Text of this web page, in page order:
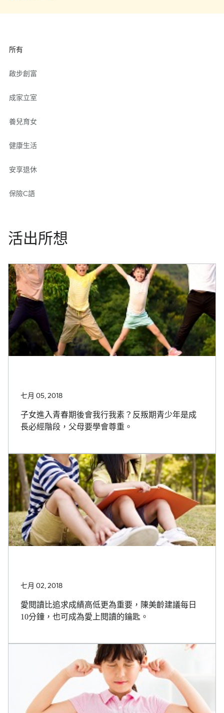
所有
啟步創富
成家立室
養兒育女
健康生活
安享退休
保險C語
活出所想
七月 05, 2018
子女進入青春期後會我行我素？反叛期青少年是成
長必經階段，父母要學會尊重。
七月 02, 2018
愛閱讀比追求成績高低更為重要，陳美齡建議每日
10分鐘，也可成為愛上閱讀的鑰匙。